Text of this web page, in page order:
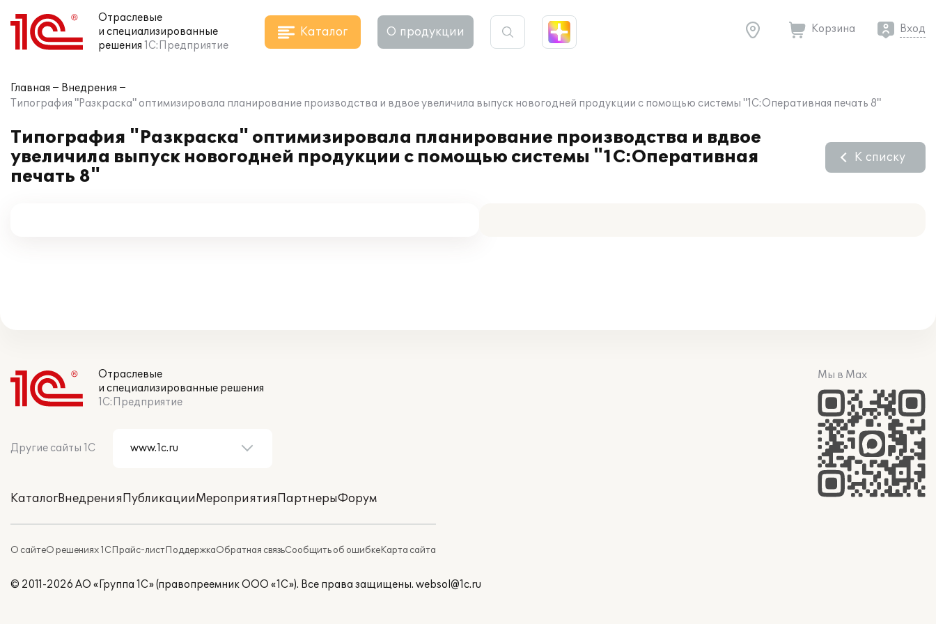
Отраслевые
и специализированные
решения 1С:Предприятие
Каталог О продукции Корзина Вход
Главная
Внедрения
Типография "Разкраска" оптимизировала планирование производства и вдвое увеличила выпуск новогодней продукции с помощью системы "1С:Оперативная печать 8"
Типография "Разкраска" оптимизировала планирование производства и вдвое
увеличила выпуск новогодней продукции с помощью системы "1С:Оперативная
печать 8"
К списку
Отраслевые
и специализированные решения
1С:Предприятие
Другие сайты 1С
КаталогВнедренияПубликацииМероприятияПартнерыФорум
О сайтеО решениях 1СПрайс-листПоддержкаОбратная связьСообщить об ошибкеКарта сайта
Мы в Max
© 2011-2026 АО «Группа 1С» (правопреемник ООО «1С»). Все права защищены. websol@1c.ru